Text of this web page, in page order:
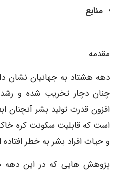
منابع
مقدمه
دهه هشتاد به جهانیان نشان
چنان دچار تخریب شده و
افزون قدرت تولید بشر آنچنان
است که قابلیت سکونت کره
و حیات افراد بشر به خطر
پژوهش هایی که در این دهه